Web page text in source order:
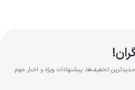
جدیدترین تخفیف‌ها، پیشنهادات ویژه و اخبار مهم